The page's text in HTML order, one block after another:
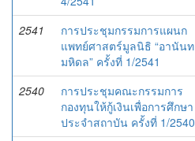
2541
การประชุมกรรมการแผนก
แพทย์ศาสตร์มูลนิธิ “อานันท
มหิดล” ครั้งที่ 1/2541
2540
การประชุมคณะกรรมการ
กองทุนให้กู้เงินเพื่อการศึกษา
ประจำสถาบัน ครั้งที่ 1/2540